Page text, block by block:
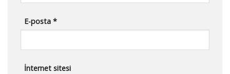
E-posta*
İnternet sitesi